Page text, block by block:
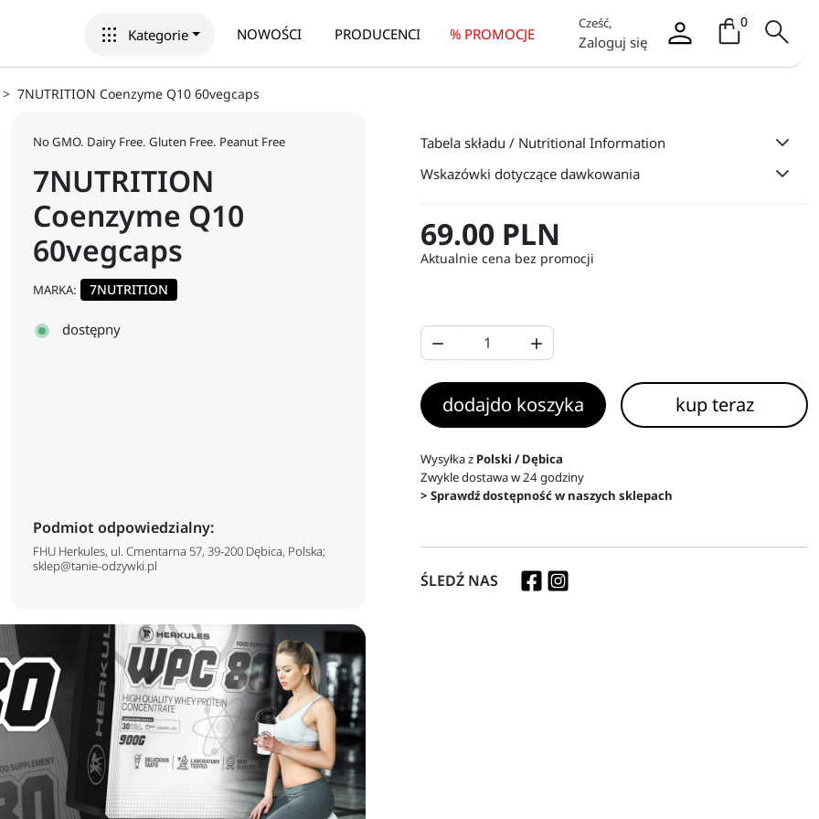
apps Kategorie NOWOŚCI PRODUCENCI % PROMOCJE
Cześć,
Zaloguj się
0Koszyk /
7NUTRITION Coenzyme Q10 60vegcaps
No GMO. Dairy Free. Gluten Free. Peanut Free
7NUTRITION
Coenzyme Q10
60vegcaps
MARKA: 7NUTRITION
dostępny
Podmiot odpowiedzialny:
FHU Herkules, ul. Cmentarna 57, 39-200 Dębica, Polska;
sklep@tanie-odzywki.pl
Tabela składu / Nutritional Information
Wskazówki dotyczące dawkowania
69.00 PLN
Aktualnie cena bez promocji
 
dodajdo koszyka kup teraz
Wysyłka z Polski / Dębica
Zwykle dostawa w 24 godziny
> Sprawdź dostępność w naszych sklepach
ŚLEDŹ NAS